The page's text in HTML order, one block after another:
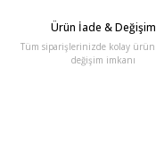
Ürün İade & Değişim
Tüm siparişlerinizde kolay ürün
değişim imkanı